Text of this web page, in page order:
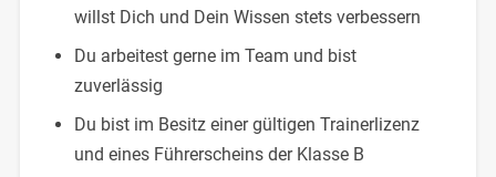
willst Dich und Dein Wissen stets verbessern
Du arbeitest gerne im Team und bist
zuverlässig
Du bist im Besitz einer gültigen Trainerlizenz
und eines Führerscheins der Klasse B